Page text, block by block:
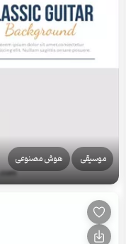
موسیقی هوش مصنوعی